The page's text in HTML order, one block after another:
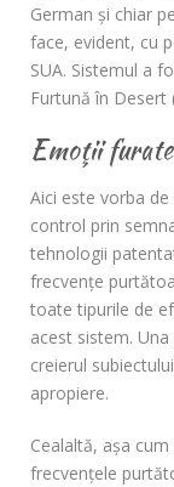
German şi chiar
face, evident, cu
SUA. Sistemul a
Furtună în Desert
Emoţii furate
Aici este vorba
control prin
tehnologii
frecvenţe
toate tipurile de
acest sistem.
creierul
apropiere.
Cealaltă, aşa
frecvenţele